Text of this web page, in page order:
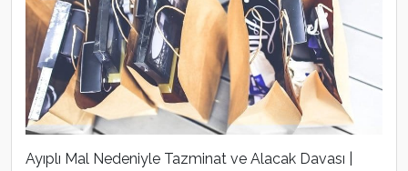
Ayıplı Mal Nedeniyle Tazminat ve Alacak Davası |